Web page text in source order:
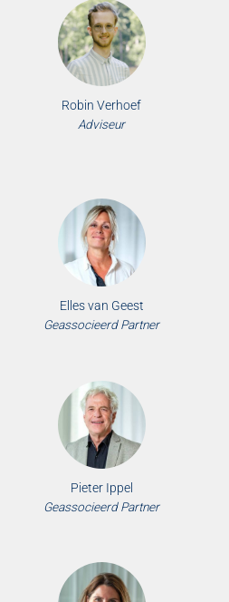
Robin Verhoef
Adviseur
Elles van Geest
Geassocieerd Partner
Pieter Ippel
Geassocieerd Partner